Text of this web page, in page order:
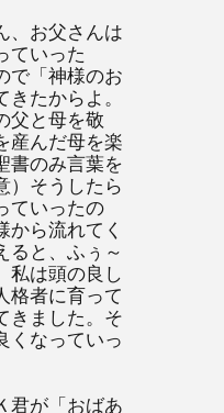
、お父さんは
ていった
で「神様のお
たからよ。
父と母を敬
産んだ母を楽
書のみ言葉を
）そうしたら
ていったの
から流れてく
ると、ふぅ～
私は頭の良し
格者に育って
きました。そ
くなっていっ
君が「おばあ